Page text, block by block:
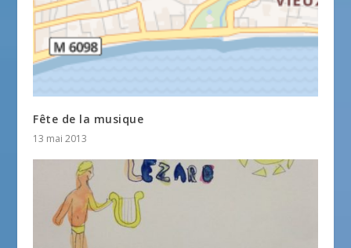
Fête de la musique
13 mai 2013